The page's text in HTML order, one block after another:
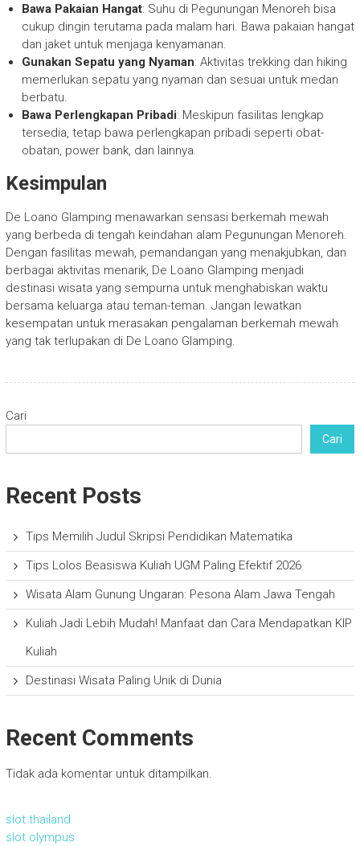
Bawa Pakaian Hangat: Suhu di Pegunungan Menoreh bisa
cukup dingin terutama pada malam hari. Bawa pakaian hangat
dan jaket untuk menjaga kenyamanan.
Gunakan Sepatu yang Nyaman: Aktivitas trekking dan hiking
memerlukan sepatu yang nyaman dan sesuai untuk medan
berbatu.
Bawa Perlengkapan Pribadi: Meskipun fasilitas lengkap
tersedia, tetap bawa perlengkapan pribadi seperti obat-
obatan, power bank, dan lainnya.
Kesimpulan
De Loano Glamping menawarkan sensasi berkemah mewah
yang berbeda di tengah keindahan alam Pegunungan Menoreh.
Dengan fasilitas mewah, pemandangan yang menakjubkan, dan
berbagai aktivitas menarik, De Loano Glamping menjadi
destinasi wisata yang sempurna untuk menghabiskan waktu
bersama keluarga atau teman-teman. Jangan lewatkan
kesempatan untuk merasakan pengalaman berkemah mewah
yang tak terlupakan di De Loano Glamping.
Cari
Cari
Recent Posts
Tips Memilih Judul Skripsi Pendidikan Matematika
Tips Lolos Beasiswa Kuliah UGM Paling Efektif 2026
Wisata Alam Gunung Ungaran: Pesona Alam Jawa Tengah
Kuliah Jadi Lebih Mudah! Manfaat dan Cara Mendapatkan KIP
Kuliah
Destinasi Wisata Paling Unik di Dunia
Recent Comments
Tidak ada komentar untuk ditampilkan.
slot thailand
slot olympus